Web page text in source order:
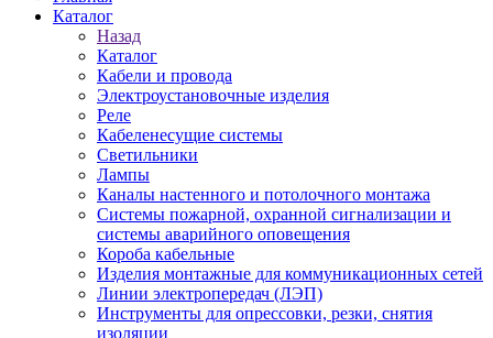
Каталог
Назад
Каталог
Кабели и провода
Электроустановочные изделия
Реле
Кабеленесущие системы
Светильники
Лампы
Каналы настенного и потолочного монтажа
Системы пожарной, охранной сигнализации и
системы аварийного оповещения
Короба кабельные
Изделия монтажные для коммуникационных сетей
Линии электропередач (ЛЭП)
Инструменты для опрессовки, резки, снятия
изоляции